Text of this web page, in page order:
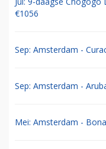
€1056
Sep: Amsterdam -
Sep: Amsterdam -
Mei: Amsterdam -